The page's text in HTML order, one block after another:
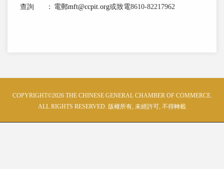
查詢
： 電郵mft@ccpit.org或致電8610-82217962
COPYRIGHT©2026 THE CHINESE GENERAL CHAMBER OF COMMERCE.
ALL RIGHTS RESERVED. 版權所有, 未經許可, 不得轉載